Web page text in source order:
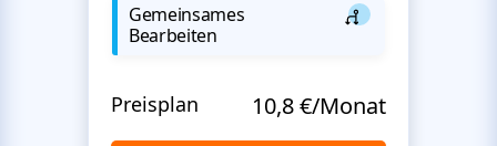
Gemeinsames
Bearbeiten
Preisplan 10,8 €/Monat